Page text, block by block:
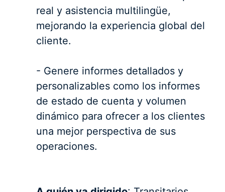
real y asistencia multilingüe,
mejorando la experiencia global del
cliente.
- Genere informes detallados y
personalizables como los informes
de estado de cuenta y volumen
dinámico para ofrecer a los clientes
una mejor perspectiva de sus
operaciones.